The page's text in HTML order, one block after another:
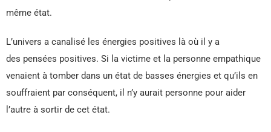
même état.
L’univers a canalisé les énergies positives là où il y a
des pensées positives. Si la victime et la personne empathique
venaient à tomber dans un état de basses énergies et qu’ils en
souffraient par conséquent, il n’y aurait personne pour aider
l’autre à sortir de cet état.